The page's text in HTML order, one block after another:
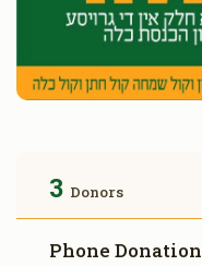
3 Donors
Phone Donation